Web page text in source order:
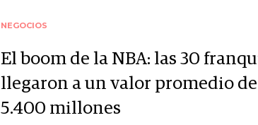
NEGOCIOS
El boom de la NBA: las 30
llegaron a un valor promedio de
5.400 millones